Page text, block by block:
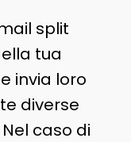
split
tua
invia loro
diverse
caso di